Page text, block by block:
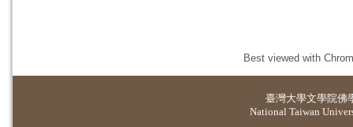
Best viewed with
臺灣大學文學院佛
National Taiwan